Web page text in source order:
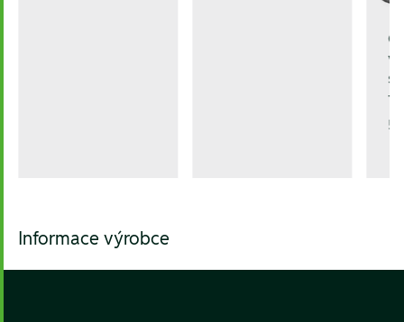
Informace výrobce
Footer